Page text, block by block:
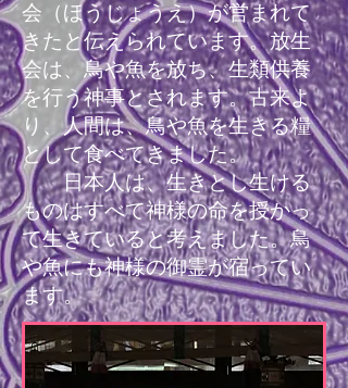
会（ほうじょうえ）が営まれて
きたと伝えられています。放生
会は、鳥や魚を放ち、生類供養
を行う神事とされます。古来よ
り、人間は、鳥や魚を生きる糧
として食べてきました。
日本人は、生きとし生ける
ものはすべて神様の命を授かっ
て生きていると考えました。鳥
や魚にも神様の御霊が宿ってい
ます。